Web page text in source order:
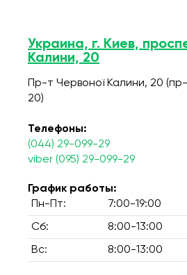
Украина, г. Киев,
Калини, 20
Пр-т Червоної Калини, 20
20)
Телефоны:
(044) 29-099-29
viber (095) 29-099-29
График работы:
Пн-Пт:
7:00-19:00
Сб: 8:00-13:00
Вс: 8:00-13:00